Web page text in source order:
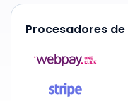
Procesadores